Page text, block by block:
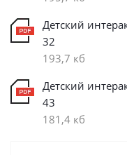
Детский
32
193,7 кб
Детский
43
181,4 кб